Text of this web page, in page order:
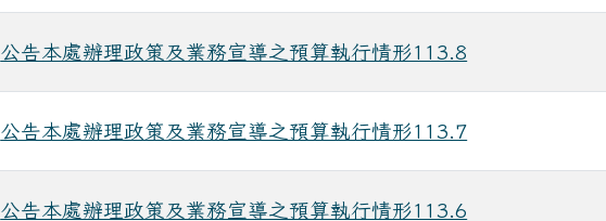
公告本處辦理政策及業務宣導之預算執行情形113.8
公告本處辦理政策及業務宣導之預算執行情形113.7
公告本處辦理政策及業務宣導之預算執行情形113.6